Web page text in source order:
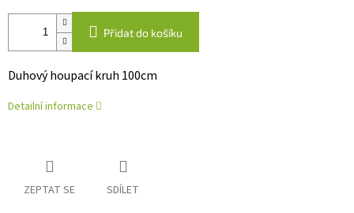
Přidat do košíku
Duhový houpací kruh 100cm
Detailní informace
ZEPTAT SE SDÍLET